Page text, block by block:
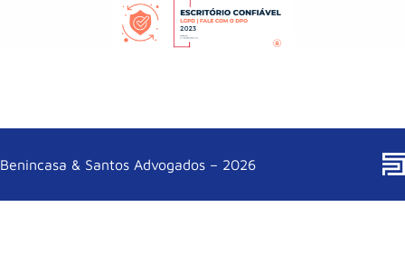
Benincasa & Santos Advogados – 2026